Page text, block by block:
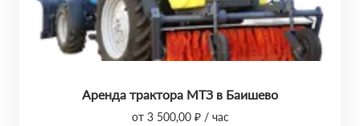
Аренда трактора МТЗ в Баишево
от 3 500,00 ₽ / час